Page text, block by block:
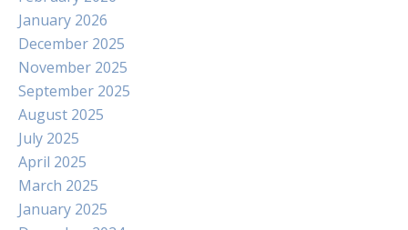
January 2026
December 2025
November 2025
September 2025
August 2025
July 2025
April 2025
March 2025
January 2025